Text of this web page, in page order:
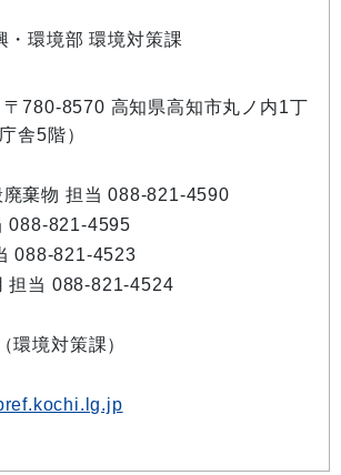
・環境部 環境対策課
780-8570 高知県高知市丸ノ内1丁
舎5階）
棄物 担当 088-821-4590
821-4595
088-821-4523
担当 088-821-4524
環境対策課）